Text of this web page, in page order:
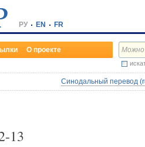
РУ EN FR
О проекте
Синодальный перевод
13